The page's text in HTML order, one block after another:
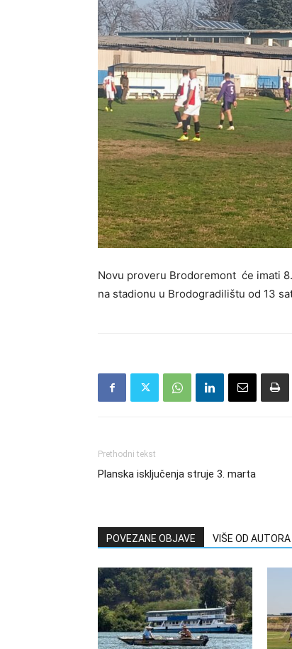
Novu proveru Brodoremont će imati
na stadionu u Brodogradilištu od 13
Prethodni tekst
Planska isključenja struje 3. marta
POVEZANE OBJAVE VIŠE OD AUTORA